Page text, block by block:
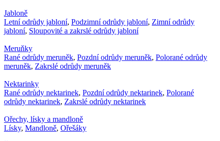
Jabloně
Letní odrůdy jabloní, Podzimní odrůdy jabloní, Zimní odrůdy
jabloní, Sloupovité a zakrslé odrůdy jabloní
Meruňky
Rané odrůdy meruněk, Pozdní odrůdy meruněk, Polorané odrůdy
meruněk, Zakrslé odrůdy meruněk
Nektarinky
Rané odrůdy nektarinek, Pozdní odrůdy nektarinek, Polorané
odrůdy nektarinek, Zakrslé odrůdy nektarinek
Ořechy, lísky a mandloně
Lísky, Mandloně, Ořešáky